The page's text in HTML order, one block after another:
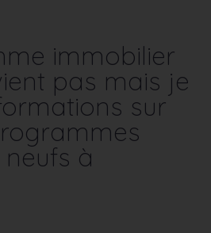
immobilier
pas mais je
sur
à